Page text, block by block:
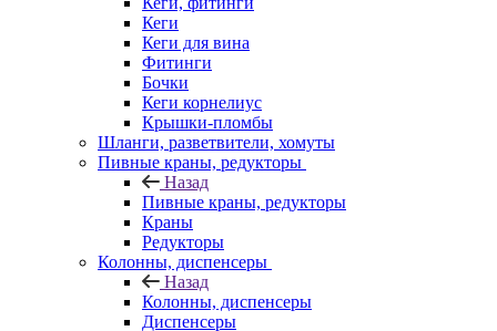
Кеги
Кеги для вина
Фитинги
Бочки
Кеги корнелиус
Крышки-пломбы
Шланги, разветвители, хомуты
Пивные краны, редукторы
Назад
Пивные краны, редукторы
Краны
Редукторы
Колонны, диспенсеры
Назад
Колонны, диспенсеры
Диспенсеры